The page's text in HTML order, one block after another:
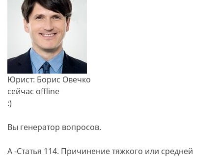
Юрист: Борис Овечко
сейчас offline
:)
Вы генератор вопросов.
А -Статья 114. Причинение тяжкого или средней